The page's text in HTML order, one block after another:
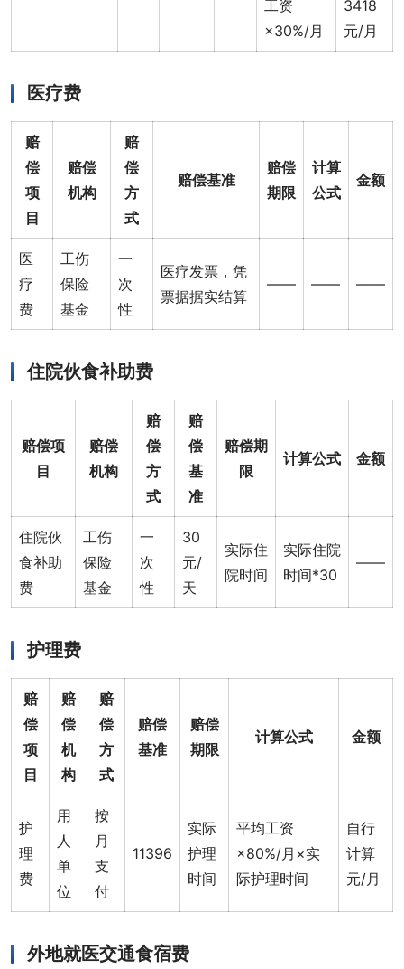
工资
×30%/月
3418
元/月
医疗费
赔
偿
项
目
赔偿
机构
赔
偿
方
式
赔偿基准
赔偿
期限
计算
公式
金额
医
疗
费
工伤
保险
基金
一
次
性
医疗发票，凭
票据据实结算
—— —— ——
住院伙食补助费
赔偿项
目
赔偿
机构
赔
偿
方
式
赔
偿
基
准
赔偿期
限
计算公式 金额
住院伙
食补助
费
工伤
保险
基金
一
次
性
30
元/
天
实际住
院时间
实际住院
时间*30
——
护理费
赔
偿
项
目
赔
偿
机
构
赔
偿
方
式
赔偿
基准
赔偿
期限
计算公式 金额
护
理
费
用
人
单
位
按
月
支
付
11396
实际
护理
时间
平均工资
×80%/月×实
际护理时间
自行
计算
元/月
外地就医交通食宿费